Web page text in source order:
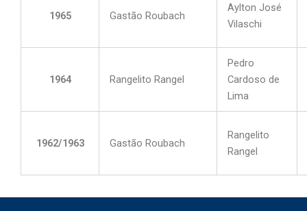
1965 Gastão Roubach
Aylton José
Vilaschi
1964 Rangelito Rangel
Pedro
Cardoso de
Lima
1962/1963 Gastão Roubach
Rangelito
Rangel